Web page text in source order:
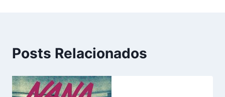
Posts Relacionados